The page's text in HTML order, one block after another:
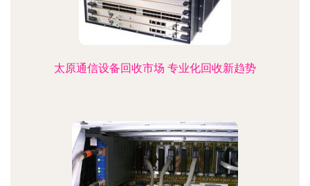
太原通信设备回收市场 专业化回收新趋势